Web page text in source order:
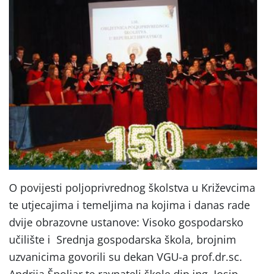
O povijesti poljoprivrednog školstva u Križevcima
te utjecajima i temeljima na kojima i danas rade
dvije obrazovne ustanove: Visoko gospodarsko
učilište i Srednja gospodarska škola, brojnim
uzvanicima govorili su dekan VGU-a prof.dr.sc.